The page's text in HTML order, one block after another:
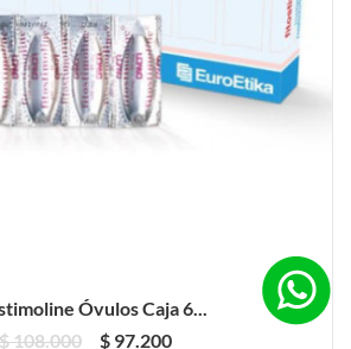
Óvulos Caja 6...
$ 108.000
$ 97.200